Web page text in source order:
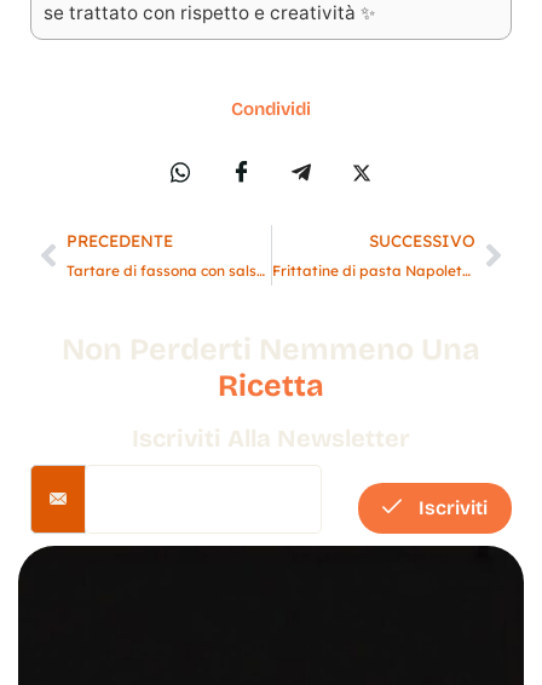
se trattato con rispetto e creatività ✨
Condividi
PRECEDENTE
Tartare di fassona con salsa barbecue e maionese al curry indiano
SUCCESSIVO
Frittatine di pasta Napoletane
Non Perderti Nemmeno Una
Ricetta
Iscriviti Alla Newsletter
Iscriviti